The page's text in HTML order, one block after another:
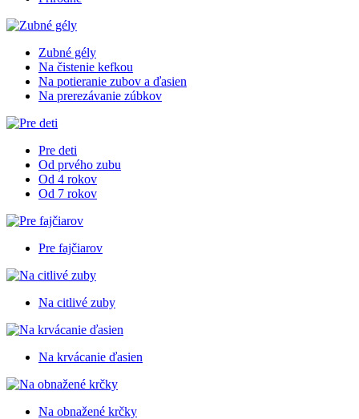
Zubné gély
Na čistenie kefkou
Na potieranie zubov a ďasien
Na prerezávanie zúbkov
Pre deti
Od prvého zubu
Od 4 rokov
Od 7 rokov
Pre fajčiarov
Na citlivé zuby
Na krvácanie ďasien
Na obnažené krčky